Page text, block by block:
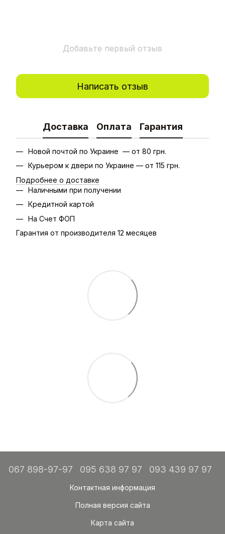
Добавьте первый отзыв
Написать отзыв
Доставка Оплата Гарантия
Новой почтой по Украине — от 80 грн.
Курьером к двери по Украине — от 115 грн.
Подробнее о доставке
Наличными при получении
Кредитной картой
На Счет ФОП
Гарантия от производителя 12 месяцев
067 898-97-97 095 638 97 97 093 439 97 97
Контактная информация
Полная версия сайта
Карта сайта